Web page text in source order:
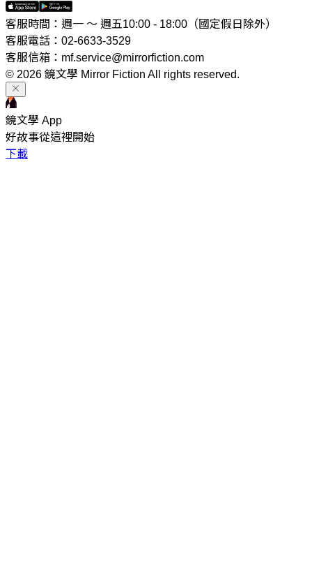
客服時間：週一 ～ 週五10:00 - 18:00（國定假日除外）
客服電話：02-6633-3529
客服信箱：mf.service@mirrorfiction.com
© 2026 鏡文學 Mirror Fiction All rights reserved.
鏡文學 App
好故事從這裡開始
下載